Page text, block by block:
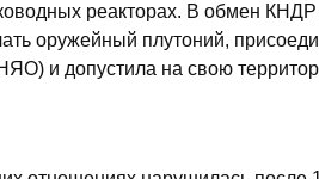
реакторах. В обмен
оружейный плутоний,
и допустила на свою